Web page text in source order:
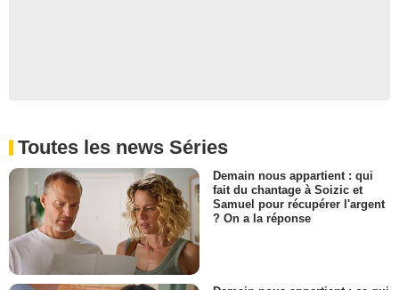
Toutes les news Séries
Demain nous appartient : qui
fait du chantage à Soizic et
Samuel pour récupérer l'argent
? On a la réponse